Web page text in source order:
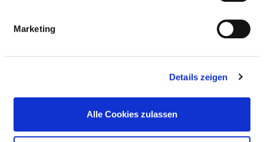
Marketing
Details zeigen
Alle Cookies zulassen
diesem Krankenhaus behandelt oder durchgeführt
Hinweis: Wenn die Suche nach einer Krankheit oder
Behandlungsmethode nicht zu einem Treffer führt, kann
das auch daran liegen, dass das gesuchte Wort nicht in der